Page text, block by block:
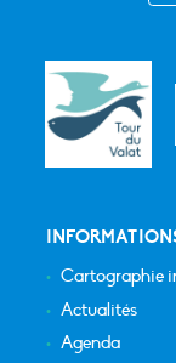
Cartographie
Actualités
Agenda